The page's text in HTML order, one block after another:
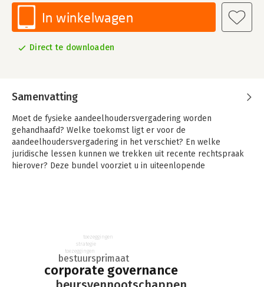
In winkelwagen
Direct te downloaden
Samenvatting
Moet de fysieke aandeelhoudersvergadering worden
gehandhaafd? Welke toekomst ligt er voor de
aandeelhoudersvergadering in het verschiet? En welke
juridische lessen kunnen we trekken uit recente rechtspraak
hierover? Deze bundel voorziet u in uiteenlopende
recente ontwikkelingen die deze positie doen wankelen. Te
denken valt aan de toenemende rol van stemadviseurs, het
(voor)overleg met selecte aandeelhouders, het gebruik van
het agenderingsrecht, elektronisch stemmen, alsook het
fenomeen van toezeggingen aan aandeelhouders.
corporate governance
bestuursprimaat
toezeggingen
strategie
toezeggingen